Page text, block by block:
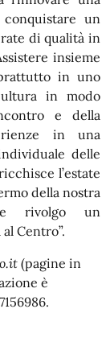
un
di qualità in
insieme
in uno
in modo
e della
in una
delle
l’estate
della nostra
rivolgo un
Centro”.
(pagine in
è